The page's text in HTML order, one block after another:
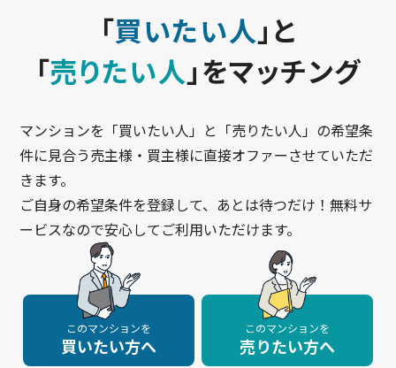
「買いたい人」と
「売りたい人」をマッチング
マンションを「買いたい人」と「売りたい人」の希望条
件に見合う売主様・買主様に直接オファーさせていただ
きます。
ご自身の希望条件を登録して、あとは待つだけ！無料サ
ービスなので安心してご利用いただけます。
このマンションを
買いたい方へ
このマンションを
売りたい方へ